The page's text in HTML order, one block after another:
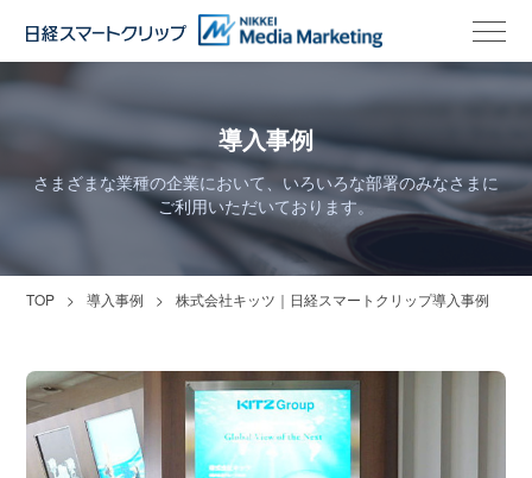
導入事例
さまざまな業種の企業において、いろいろな部署のみなさまに
ご利用いただいております。
TOP 導入事例 株式会社キッツ｜日経スマートクリップ導入事例